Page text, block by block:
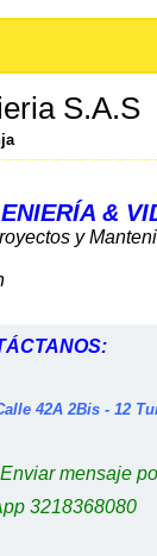
S.A.S
&
y
42A 2Bis - 12
Enviar mensaje
3218368080